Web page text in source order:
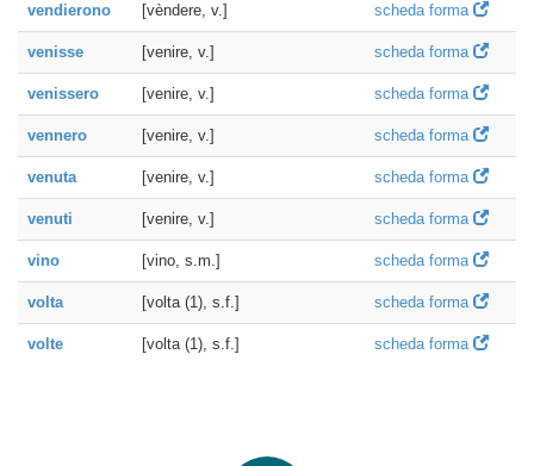
vendierono [vèndere, v.] scheda forma
venisse [venire, v.] scheda forma
venissero [venire, v.] scheda forma
vennero [venire, v.] scheda forma
venuta [venire, v.] scheda forma
venuti [venire, v.] scheda forma
vino [vino, s.m.] scheda forma
volta [volta (1), s.f.] scheda forma
volte [volta (1), s.f.] scheda forma